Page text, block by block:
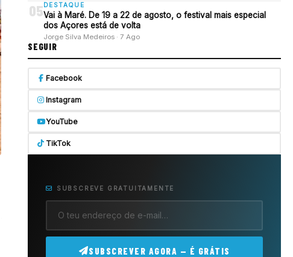
05 DESTAQUE
Vai à Maré. De 19 a 22 de agosto, o festival mais especial
dos Açores está de volta
Jorge Silva Medeiros · 7 Ago
SEGUIR
Facebook
Instagram
YouTube
TikTok
SUBSCREVE GRATUITAMENTE
SUBSCREVER AGORA — É GRÁTIS